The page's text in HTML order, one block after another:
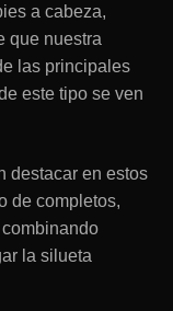
a cabeza,
que nuestra
las principales
este tipo se ven
destacar en estos
de completos,
la silueta